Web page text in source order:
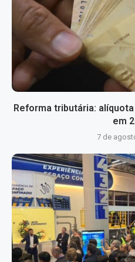
Reforma tributária:
em
7 de